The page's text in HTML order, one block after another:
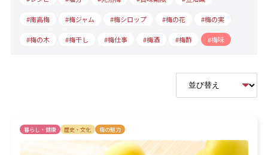
南高梅 梅ジャム 梅シロップ 梅の花 梅の実
梅の木 梅干し 梅仕事 梅酒 梅酢 梅味
暮らし・健康 歴史・文化 梅の魅力